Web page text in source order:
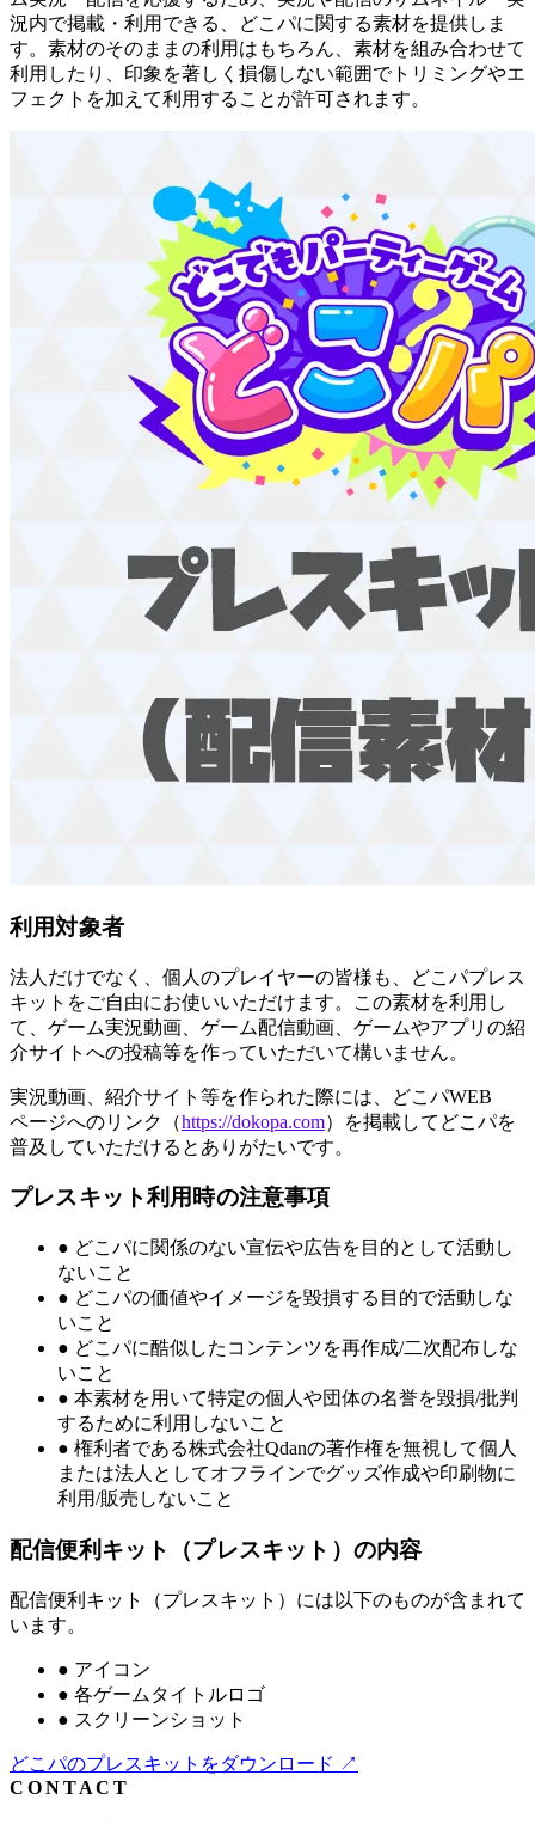
況内で掲載・利用できる、どこパに関する素材を提供しま
す。素材のそのままの利用はもちろん、素材を組み合わせて
利用したり、印象を著しく損傷しない範囲でトリミングやエ
フェクトを加えて利用することが許可されます。
利用対象者
法人だけでなく、個人のプレイヤーの皆様も、どこパプレス
キットをご自由にお使いいただけます。この素材を利用し
て、ゲーム実況動画、ゲーム配信動画、ゲームやアプリの紹
介サイトへの投稿等を作っていただいて構いません。
実況動画、紹介サイト等を作られた際には、どこパWEB
ページへのリンク（https://dokopa.com）を掲載してどこパを
普及していただけるとありがたいです。
プレスキット利用時の注意事項
● どこパに関係のない宣伝や広告を目的として活動し
ないこと
● どこパの価値やイメージを毀損する目的で活動しな
いこと
● どこパに酷似したコンテンツを再作成/二次配布しな
いこと
● 本素材を用いて特定の個人や団体の名誉を毀損/批判
するために利用しないこと
● 権利者である株式会社Qdanの著作権を無視して個人
または法人としてオフラインでグッズ作成や印刷物に
利用/販売しないこと
配信便利キット（プレスキット）の内容
配信便利キット（プレスキット）には以下のものが含まれて
います。
● アイコン
● 各ゲームタイトルロゴ
● スクリーンショット
どこパのプレスキットをダウンロード ↗
CONTACT